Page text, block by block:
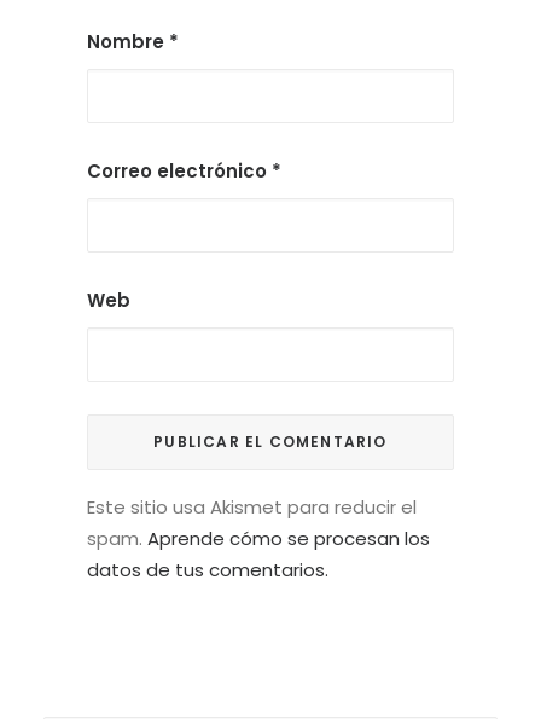
Nombre *
Correo electrónico *
Web
Este sitio usa Akismet para reducir el
spam. Aprende cómo se procesan los
datos de tus comentarios.